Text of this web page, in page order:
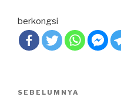
berkongsi
Post
Previous
SEBELUMNYA